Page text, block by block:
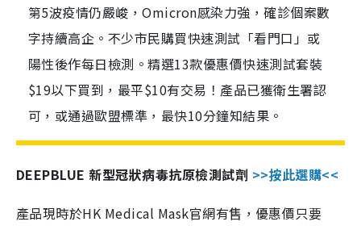
第5波疫情仍嚴峻，Omicron感染力強，確診個案數
字持續高企。不少市民購買快速測試「看門口」或
陽性後作每日檢測。精選13款優惠價快速測試套裝
$19以下買到，最平$10有交易！產品已獲衛生署認
可，或通過歐盟標準，最快10分鐘知結果。
DEEPBLUE 新型冠狀病毒抗原檢測試劑 >>按此選購<<
產品現時於HK Medical Mask官網有售，優惠價只要